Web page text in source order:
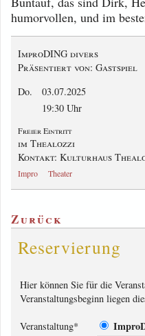
humorvollen, und im
ImproDING divers
Präsentiert von: Gastspiel
Do.
03.07.2025
19:30 Uhr
Freier Eintritt
im Thealozzi
Kontakt: Kulturhaus
Impro Theater
Zurück
Reservierung
Hier können Sie für die
Veranstaltungsbeginn liegen
Veranstaltung*